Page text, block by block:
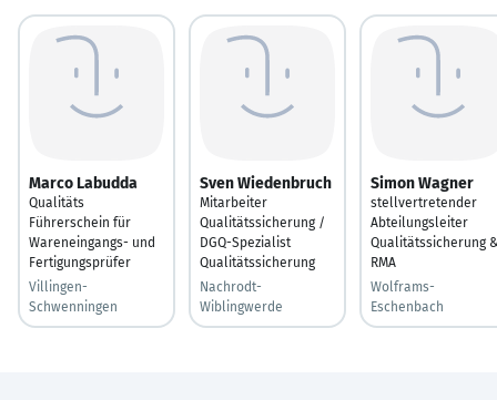
Marco Labudda
Qualitäts
Führerschein für
Wareneingangs- und
Fertigungsprüfer
Villingen-
Schwenningen
Sven Wiedenbruch
Mitarbeiter
Qualitätssicherung /
DGQ-Spezialist
Qualitätssicherung
Nachrodt-
Wiblingwerde
Simon Wagner
stellvertretender
Abteilungsleiter
Qualitätssicherung
RMA
Wolframs-
Eschenbach